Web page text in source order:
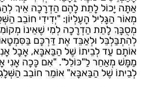
אַתָּה יָכוֹל לָתֵת לָהֶם הַדְרָכָה אֵיךְ
מְאוֹר הַגָּלִיל הָעֶלְיוֹן: "יְדִידִי חוֹבֵב
מְסֻבָּךְ לָתֵת הַדְרָכָה לְמִי שֶׁאֵינוֹ
לְהִתְבַּלְבֵּל וּלְאַבֵּד אֶת דַּרְכָּם
אוֹתָם עַד לְבֵיתוֹ שֶׁל הַבַּאבָּא, אֲבָל
מַמָּשׁ מְאַחֵר לַ"כּוֹלֵל". "אִם כָּכָה אֲנִי
לְבֵיתוֹ שֶׁל הַבַּאבָּא" אוֹמֵר חוֹבֵב